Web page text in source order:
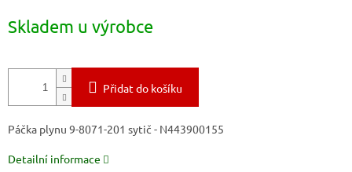
cena:
Skladem u výrobce
Přidat do košíku
Páčka plynu 9-8071-201 sytič - N443900155
Detailní informace